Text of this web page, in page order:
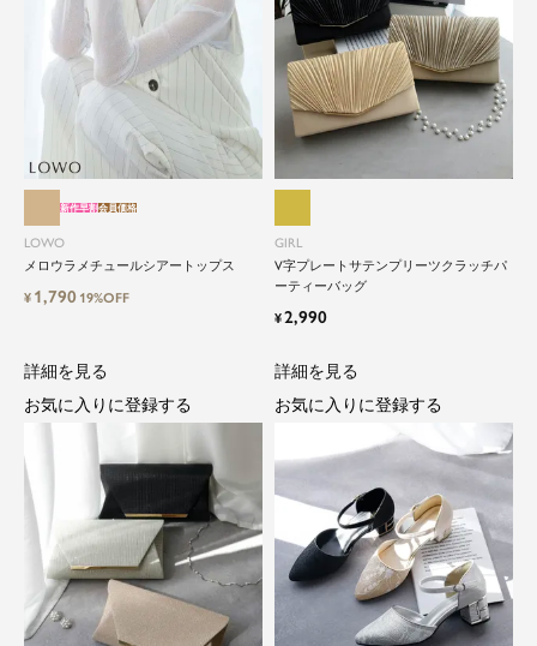
LOWO
メロウラメチュールシアートップス
新作早割会員価格
¥ 1,790 19%OFF
GIRL
V字プレートサテンプリーツクラッチパ
ーティーバッグ
¥2,990
詳細を見る
お気に入りに登録する
詳細を見る
お気に入りに登録する